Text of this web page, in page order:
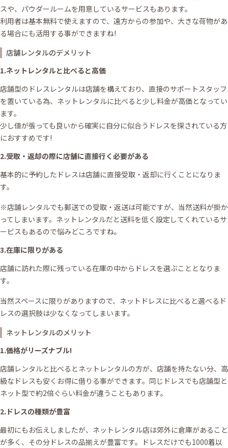
スや、パウダールームを用意しているサービスもあります。
利用者は基本無料で使えますので、遠方からの参加や、大きな荷物があ
る場合にも活用する事ができますね!
店舗レンタルのデメリット
1.ネットレンタルと比べると高価
店舗型のドレスレンタルは店舗を構えており、直接のサポートスタッフ
を置いている為、ネットレンタルに比べると少し料金が高価となってい
ます。
少し値が張っても良いから確実に自分に似合うドレスを探されている方
におすすめです!
2.受取・返却の際に店舗に直接行く必要がある
基本的に予約したドレスは店舗に直接受取・返却に行くことになりま
す。
※店舗レンタルでも郵送での受取・返送は可能ですが、当然送料が掛か
ってしまいます。ネットレンタルだと送料を低く設定してくれているサ
ービスもあるので悩みどころですね。
3.在庫に限りがある
店舗に訪れた際に残っている在庫の中からドレスを選ぶこととなりま
す。
当然スペースに限りがありますので、ネットドレスに比べると選べるド
レスの選択肢は少なくなってしまいます。
ネットレンタルのメリット
1.価格がリーズナブル!
店舗レンタルと比べるとネットレンタルの方が、店舗を持たない分、高
級なドレスも安くお得に借りる事ができます。同じドレスでも店舗型と
ネット型で約2倍ぐらい料金が違うこともあります。
2.ドレスの種類が豊富
最初にもお伝えしましたが、ネットレンタル店は郊外に倉庫があること
が多く、その分ドレスの品揃えが豊富です。ドレスだけでも1000着以